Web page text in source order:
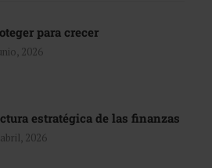
para crecer
2026
estratégica de las finanzas
2026